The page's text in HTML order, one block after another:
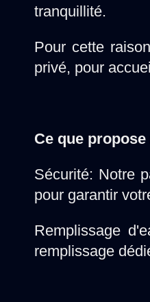
tranquillité.
Pour cette
privé, pour
Ce que
Sécurité: Notre
pour garantir
Remplissage
remplissage